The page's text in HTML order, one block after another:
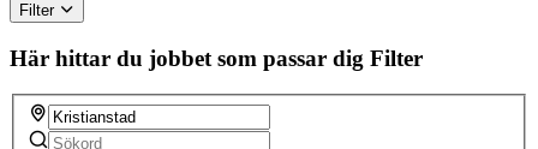
Filter
Här hittar du jobbet som passar dig Filter